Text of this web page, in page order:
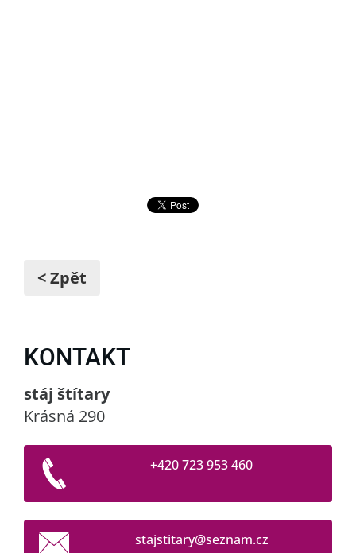
< Zpět
KONTAKT
stáj štítary
Krásná 290
+420 723 953 460
stajstitary@seznam.cz